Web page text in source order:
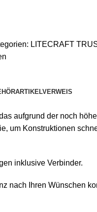
LITECRAFT
ARTIKELVERWEIS
aufgrund der noch
um Konstruktionen
inklusive Verbinder.
nach Ihren Wünschen